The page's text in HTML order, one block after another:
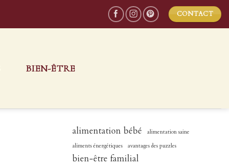
CONTACT
BIEN-ÊTRE
alimentation bébé
alimentation saine
aliments énergétiques
avantages des puzzles
bien-être familial